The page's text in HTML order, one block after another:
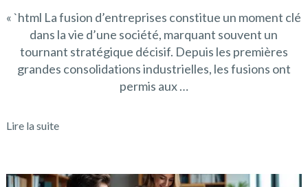
« `html La fusion d’entreprises constitue un moment clé
dans la vie d’une société, marquant souvent un
tournant stratégique décisif. Depuis les premières
grandes consolidations industrielles, les fusions ont
permis aux …
Lire la suite